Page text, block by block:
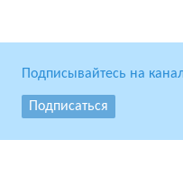
Подписывайтесь на
Подписаться